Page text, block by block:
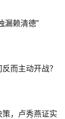
漏赖清德”
而主动开战？
，卢秀燕证实